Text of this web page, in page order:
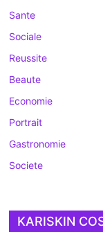
Sante
Sociale
Reussite
Beaute
Economie
Portrait
Gastronomie
Societe
KARISKIN